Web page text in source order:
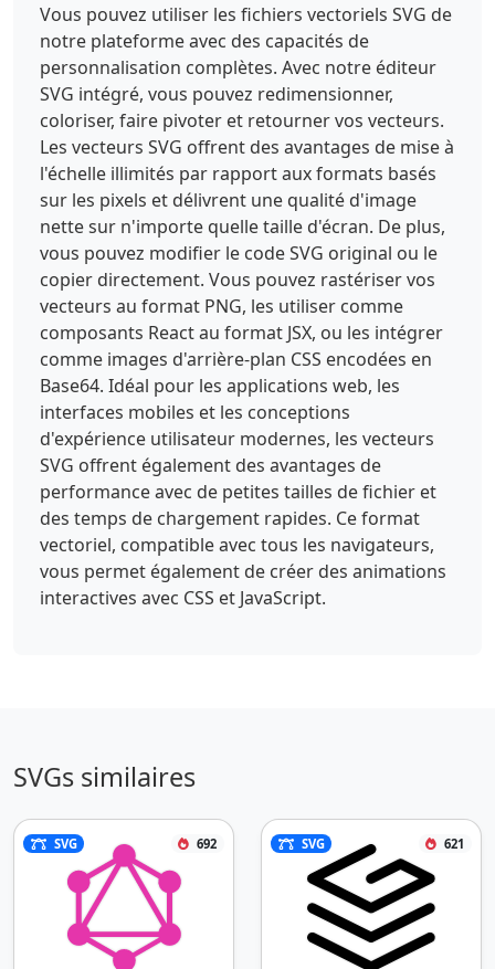
Vous pouvez utiliser les fichiers vectoriels SVG de
notre plateforme avec des capacités de
personnalisation complètes. Avec notre éditeur
SVG intégré, vous pouvez redimensionner,
coloriser, faire pivoter et retourner vos vecteurs.
Les vecteurs SVG offrent des avantages de mise à
l'échelle illimités par rapport aux formats basés
sur les pixels et délivrent une qualité d'image
nette sur n'importe quelle taille d'écran. De plus,
vous pouvez modifier le code SVG original ou le
copier directement. Vous pouvez rastériser vos
vecteurs au format PNG, les utiliser comme
composants React au format JSX, ou les intégrer
comme images d'arrière-plan CSS encodées en
Base64. Idéal pour les applications web, les
interfaces mobiles et les conceptions
d'expérience utilisateur modernes, les vecteurs
SVG offrent également des avantages de
performance avec de petites tailles de fichier et
des temps de chargement rapides. Ce format
vectoriel, compatible avec tous les navigateurs,
vous permet également de créer des animations
interactives avec CSS et JavaScript.
SVGs similaires
SVG 692 SVG 621